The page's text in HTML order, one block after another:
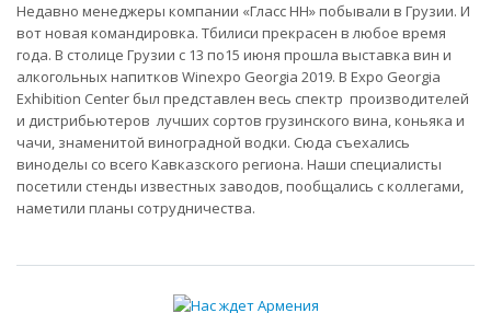
Недавно менеджеры компании «Гласс НН» побывали в Грузии. И
вот новая командировка. Тбилиси прекрасен в любое время
года. В столице Грузии с 13 по15 июня прошла выставка вин и
алкогольных напитков Winexpo Georgia 2019. В Expo Georgia
Exhibition Center был представлен весь спектр производителей
и дистрибьютеров лучших сортов грузинского вина, коньяка и
чачи, знаменитой виноградной водки. Сюда съехались
виноделы со всего Кавказского региона. Наши специалисты
посетили стенды известных заводов, пообщались с коллегами,
наметили планы сотрудничества.